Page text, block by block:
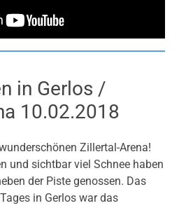
in Gerlos /
10.02.2018
Zillertal-Arena!
und sichtbar viel Schnee haben
der Piste genossen. Das
in Gerlos war das